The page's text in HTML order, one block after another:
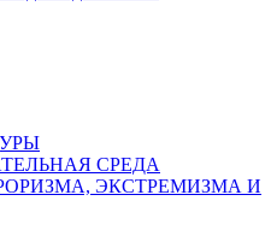
СРЕДА
ЭКСТРЕМИЗМА И